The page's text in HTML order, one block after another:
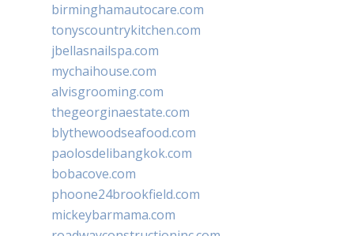
birminghamautocare.com
tonyscountrykitchen.com
jbellasnailspa.com
mychaihouse.com
alvisgrooming.com
thegeorginaestate.com
blythewoodseafood.com
paolosdelibangkok.com
bobacove.com
phoone24brookfield.com
mickeybarmama.com